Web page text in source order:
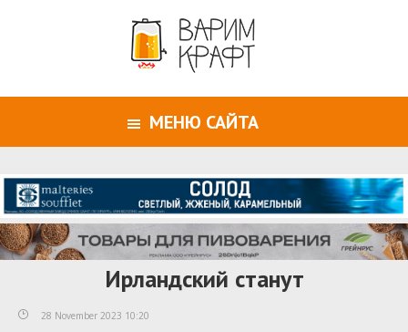
МЕНЮ САЙТА
Ирландский станут
28 November 2023 10:20